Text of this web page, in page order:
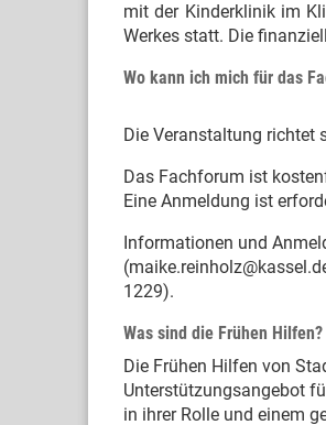
mit der Kinderklinik im
Werkes statt. Die
Wo kann ich mich für das
Die Veranstaltung richtet
Das Fachforum ist
Eine Anmeldung ist
Informationen und
1229).
Was sind die Frühen Hilfen?
Die Frühen Hilfen von
Unterstützungsangebot
in ihrer Rolle und einem